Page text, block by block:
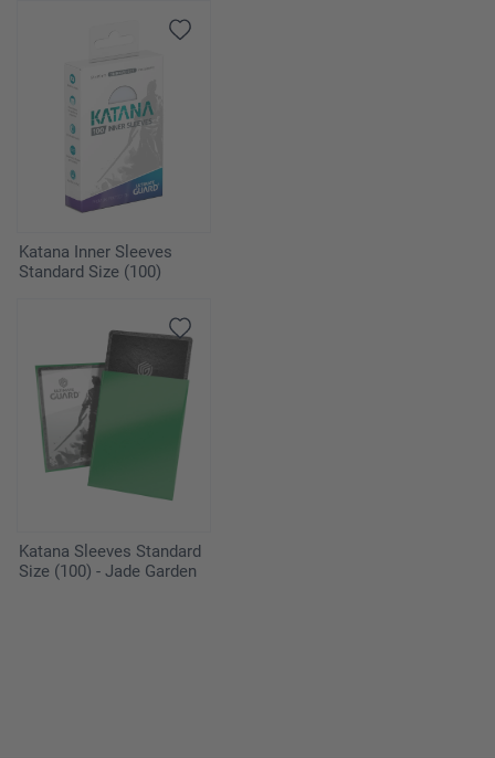
Katana Inner Sleeves
Standard Size (100)
Katana Sleeves Standard
Size (100) - Jade Garden